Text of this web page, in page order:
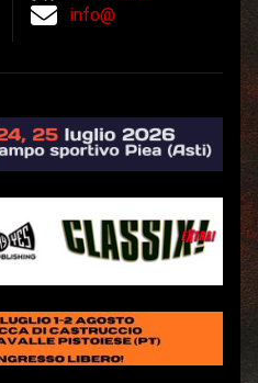
info@